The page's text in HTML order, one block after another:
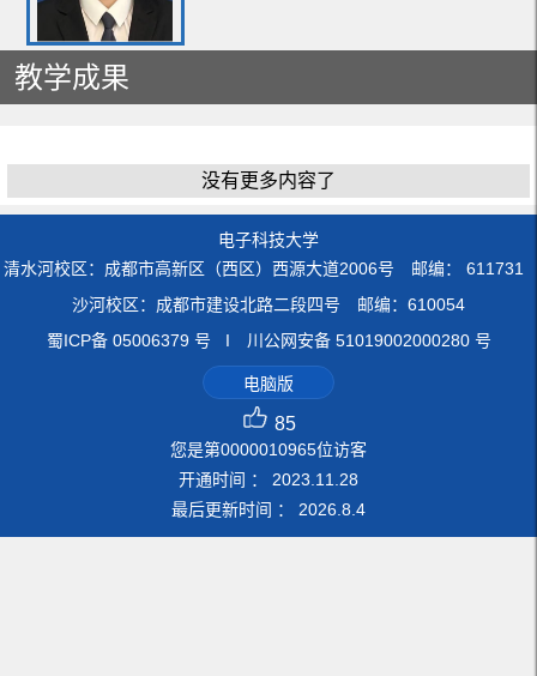
教学成果
没有更多内容了
电子科技大学
清水河校区：成都市高新区（西区）西源大道2006号 邮编： 611731
沙河校区：成都市建设北路二段四号 邮编：610054
蜀ICP备 05006379 号 I 川公网安备 51019002000280 号
电脑版
85
您是第0000010965位访客
开通时间 ： 2023 11 28
最后更新时间 ： 2026 8 4